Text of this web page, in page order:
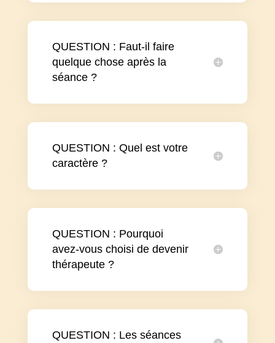
QUESTION : Faut-il faire
quelque chose après la
séance ?
QUESTION : Quel est votre
caractère ?
QUESTION : Pourquoi
avez-vous choisi de devenir
thérapeute ?
QUESTION : Les séances